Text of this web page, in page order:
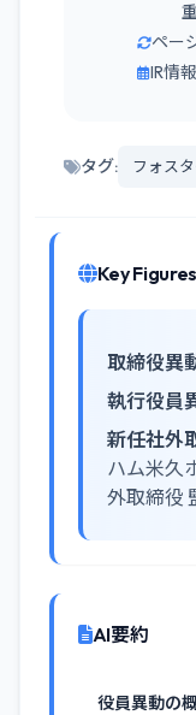
ペー
IR情
タグ: フォス
Key Figures
取締役異
執行役員
新任社外
ハム米久
外取締役
AI要約
役員異動の